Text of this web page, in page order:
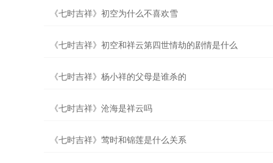
《七时吉祥》初空为什么不喜欢雪
《七时吉祥》初空和祥云第四世情劫的剧情是什么
《七时吉祥》杨小祥的父母是谁杀的
《七时吉祥》沧海是祥云吗
《七时吉祥》莺时和锦莲是什么关系